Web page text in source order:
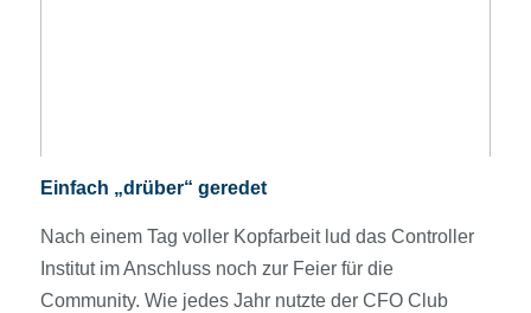
Einfach „drüber“ geredet
Nach einem Tag voller Kopfarbeit lud das Controller
Institut im Anschluss noch zur Feier für die
Community. Wie jedes Jahr nutzte der CFO Club